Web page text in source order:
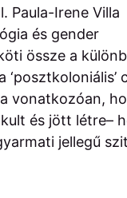
Paula-Irene Villa
és gender
össze a
vonatkozóan,
és jött létre–
jellegű